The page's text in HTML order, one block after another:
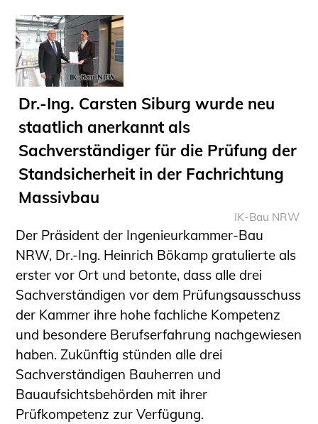
Geschützter Bereich
Informationen für Auftraggeber und
Verbraucher
Ingenieursuche (Mitglieder der IK-Bau
NRW)
Fachlisten
Bauherren-ABC
Informationen für Schülerinnen,
Projekte für Schülerinnen und Schüler
START.ING. Das Studierenden Praxis-
Programm
Wissenswertes für Studierende
Wettbewerbe für Studierende
BLING.BLING.
Kammer Newsletter
Presse
Kontakt und Anfahrt
Impressum
Dr.-Ing. Carsten Siburg wurde neu
staatlich anerkannt als
Sachverständiger für die Prüfung der
Standsicherheit in der Fachrichtung
Massivbau
IK-Bau NRW
Der Präsident der Ingenieurkammer-Bau
NRW, Dr.-Ing. Heinrich Bökamp gratulierte als
erster vor Ort und betonte, dass alle drei
Sachverständigen vor dem Prüfungsausschuss
der Kammer ihre hohe fachliche Kompetenz
und besondere Berufserfahrung nachgewiesen
haben. Zukünftig stünden alle drei
Sachverständigen Bauherren und
Bauaufsichtsbehörden mit ihrer
Prüfkompetenz zur Verfügung.